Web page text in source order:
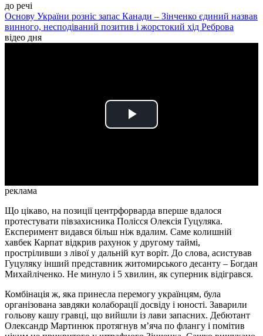
до речі
Основу України розніс запас Канади – Зінченко єдиний назвав
винного, несподіваний позитив і жорстокий хід Реброва
відео дня
Play
реклама
Що цікаво, на позиції центрфорварда вперше вдалося
протестувати півзахисника Полісся Олексія Гуцуляка.
Експеримент видався більш ніж вдалим. Саме колишній
хавбек Карпат відкрив рахунок у другому таймі,
простріливши з лівої у дальній кут воріт. До слова, асистував
Гуцуляку інший представник житомирського десанту – Богдан
Михайліченко. Не минуло і 5 хвилин, як суперник відігрався.
Комбінація ж, яка принесла перемогу українцям, була
організована завдяки колаборації досвіду і юності. Заварили
гольову кашу гравці, що вийшли із лави запасних. Дебютант
Олександр Мартинюк протягнув м’яча по флангу і помітив